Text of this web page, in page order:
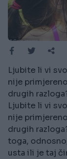
Ljubite li vi
nije
drugih
Ljubite li vi
nije
drugih
toga,
usta ili je taj